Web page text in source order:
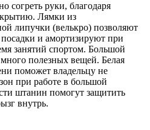
согреть руки, благодаря
Лямки из
липучки (велькро) позволяют
и амортизируют при
занятий спортом. Большой
полезных вещей. Белая
поможет владельцу не
при работе в большой
штанин помогут защитить
внутрь.